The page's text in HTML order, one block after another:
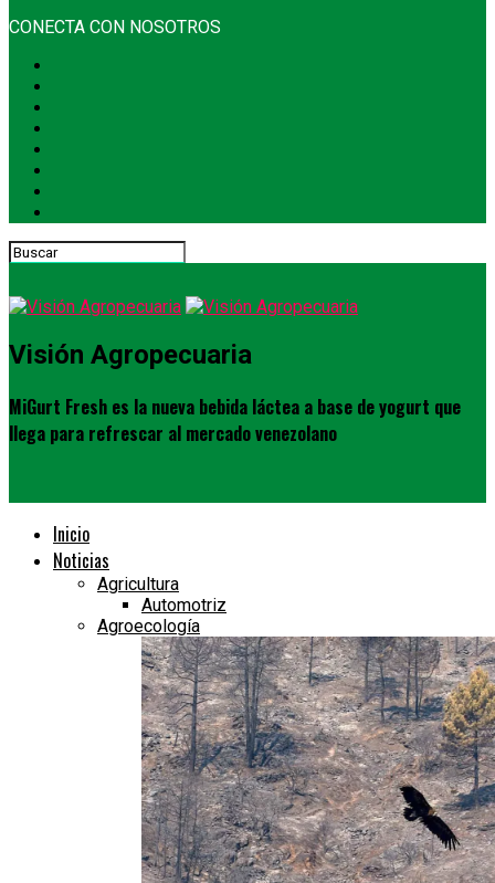
CONECTA CON NOSOTROS
Visión Agropecuaria
MiGurt Fresh es la nueva bebida láctea a base de yogurt que
llega para refrescar al mercado venezolano
Inicio
Noticias
Agricultura
Automotriz
Agroecología